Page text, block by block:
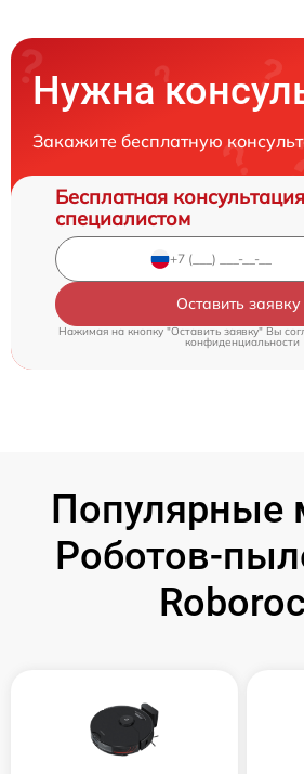
Нужна
Закажите бесплатную
Бесплатная
специалистом
Оставить заявку
Нажимая на кнопку "Оставить заявку" Вы
конфиденциальности
Популярные
Роботов-